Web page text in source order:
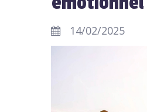
14/02/2025